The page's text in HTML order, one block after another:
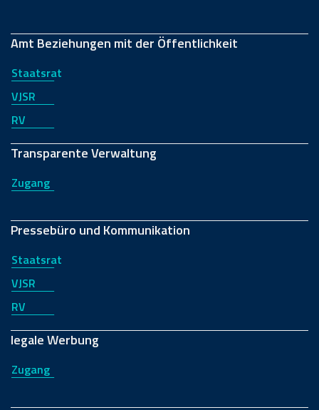
Amt Beziehungen mit der Öffentlichkeit
Staatsrat
VJSR
RV
Transparente Verwaltung
Zugang
Pressebüro und Kommunikation
Staatsrat
VJSR
RV
legale Werbung
Zugang